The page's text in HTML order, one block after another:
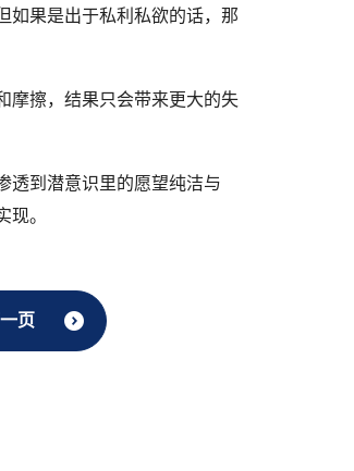
如果是出于私利私欲的话，那
摩擦，结果只会带来更大的失
透到潜意识里的愿望纯洁与
。
页